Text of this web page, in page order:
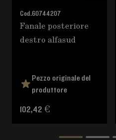
Cod.60744207
Fanale posteriore
destro alfasud
Pezzo originale del
produttore
102,42 €